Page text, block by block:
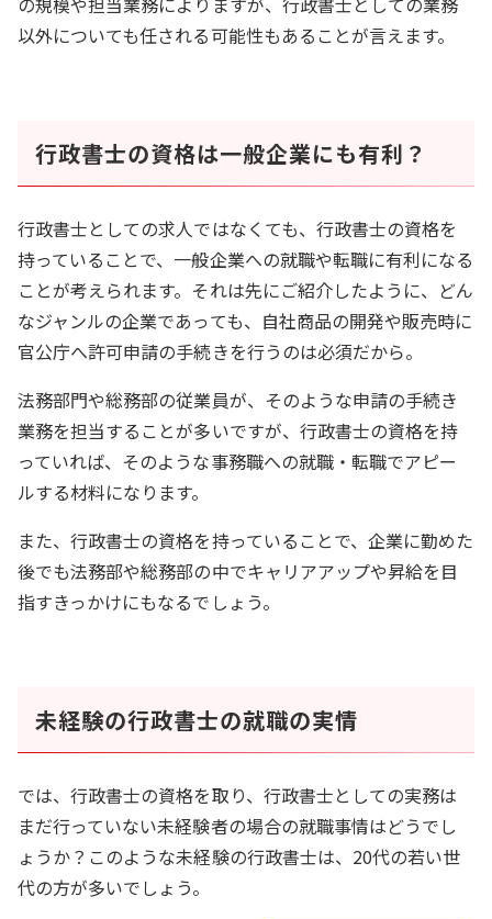
以外についても任される可能性もあることが言えます。
行政書士の資格は一般企業にも有利？
行政書士としての求人ではなくても、行政書士の資格を
持っていることで、一般企業への就職や転職に有利になる
ことが考えられます。それは先にご紹介したように、どん
なジャンルの企業であっても、自社商品の開発や販売時に
官公庁へ許可申請の手続きを行うのは必須だから。
法務部門や総務部の従業員が、そのような申請の手続き
業務を担当することが多いですが、行政書士の資格を持
っていれば、そのような事務職への就職・転職でアピー
ルする材料になります。
また、行政書士の資格を持っていることで、企業に勤めた
後でも法務部や総務部の中でキャリアアップや昇給を目
指すきっかけにもなるでしょう。
未経験の行政書士の就職の実情
では、行政書士の資格を取り、行政書士としての実務は
まだ行っていない未経験者の場合の就職事情はどうでし
ょうか？このような未経験の行政書士は、20代の若い世
代の方が多いでしょう。